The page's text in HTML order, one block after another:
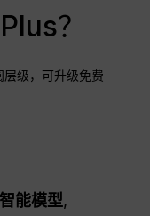
？
级，可升级免费
能模型,